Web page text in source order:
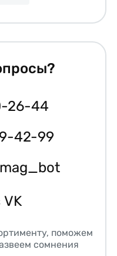
26-44
42-99
поможем
сомнения